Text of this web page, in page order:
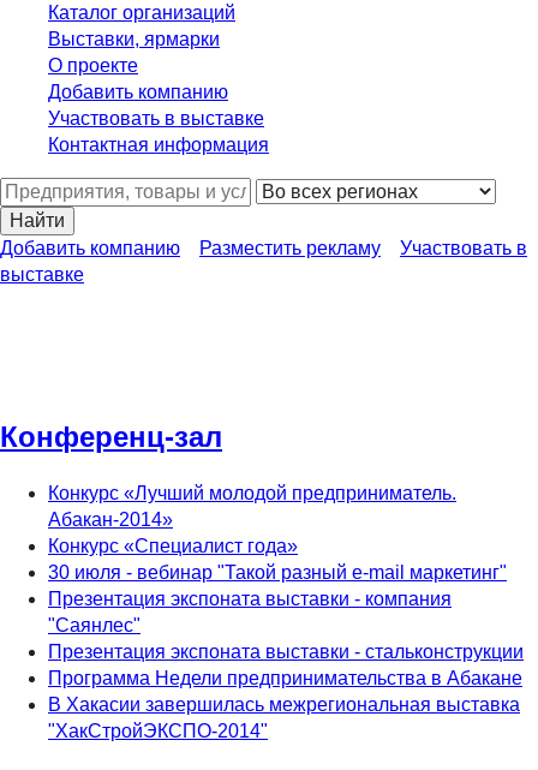
Каталог организаций
Выставки, ярмарки
О проекте
Добавить компанию
Участвовать в выставке
Контактная информация
Найти
Добавить компанию
Разместить рекламу
Участвовать в
выставке
Конференц-зал
Конкурс «Лучший молодой предприниматель.
Абакан-2014»
Конкурс «Специалист года»
30 июля - вебинар "Такой разный e-mail маркетинг"
Презентация экспоната выставки - компания
"Саянлес"
Презентация экспоната выставки - стальконструкции
Программа Недели предпринимательства в Абакане
В Хакасии завершилась межрегиональная выставка
"ХакСтройЭКСПО-2014"